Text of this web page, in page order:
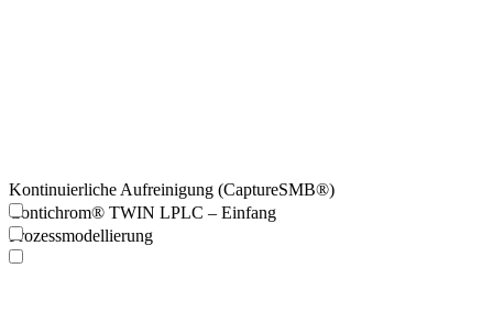
Kontinuierliche Aufreinigung (CaptureSMB®)
Contichrom® TWIN LPLC – Einfang
Prozessmodellierung